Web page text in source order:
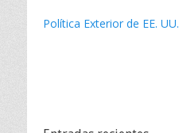
Política Exterior de EE. UU.